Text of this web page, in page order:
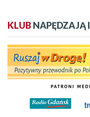
KLUB NAPĘDZAJĄ